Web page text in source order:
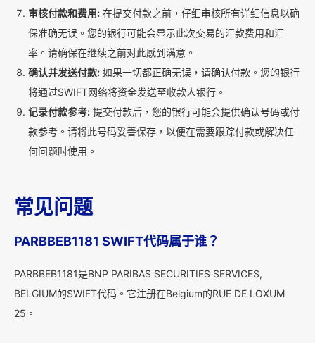
审核付款和费用: 在提交付款之前，仔细审核所有详细信息以确
保准确无误。您的银行可能会显示此次交易的汇款费用和汇
率。请确保在继续之前对此感到满意。
确认并发送付款: 如果一切都正确无误，请确认付款。您的银行
将通过SWIFT网络将资金发送至收款人银行。
记录付款参考: 提交付款后，您的银行可能会提供确认号码或付
款参考。请将此号码妥善保存，以便在需要跟踪付款或解决任
何问题时使用。
常见问题
PARBBEB1181 SWIFT代码属于谁？
PARBBEB1181是BNP PARIBAS SECURITIES SERVICES,
BELGIUM的SWIFT代码。它注册在Belgium的RUE DE LOXUM
25。